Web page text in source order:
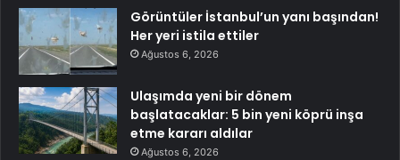
Görüntüler İstanbul’un yanı başından!
Her yeri istila ettiler
Ağustos 6, 2026
Ulaşımda yeni bir dönem
başlatacaklar: 5 bin yeni köprü inşa
etme kararı aldılar
Ağustos 6, 2026